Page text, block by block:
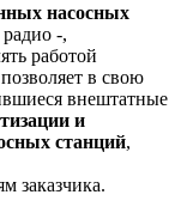
насосных
-,
работой
в свою
внештатные
и
станций,
заказчика.